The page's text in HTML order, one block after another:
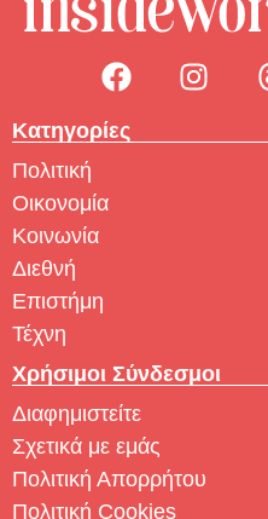
Κατηγορίες
Πολιτική
Οικονομία
Κοινωνία
Διεθνή
Επιστήμη
Τέχνη
Χρήσιμοι Σύνδεσμοι
Διαφημιστείτε
Σχετικά με εμάς
Πολιτική Απορρήτου
Πολιτική Cookies